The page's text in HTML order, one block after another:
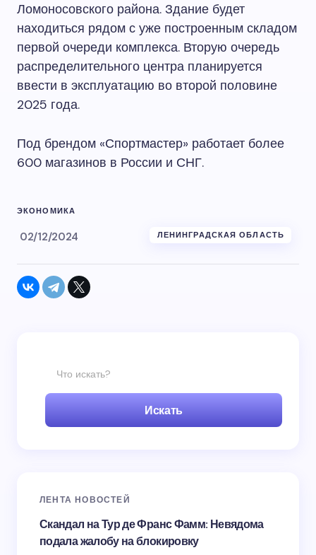
Ломоносовского района. Здание будет
находиться рядом с уже построенным складом
первой очереди комплекса. Вторую очередь
распределительного центра планируется
ввести в эксплуатацию во второй половине
2025 года.
Под брендом «Спортмастер» работает более
600 магазинов в России и СНГ.
ЭКОНОМИКА
02/12/2024 ЛЕНИНГРАДСКАЯ ОБЛАСТЬ
Искать
ЛЕНТА НОВОСТЕЙ
Скандал на Тур де Франс Фамм: Невядома
подала жалобу на блокировку